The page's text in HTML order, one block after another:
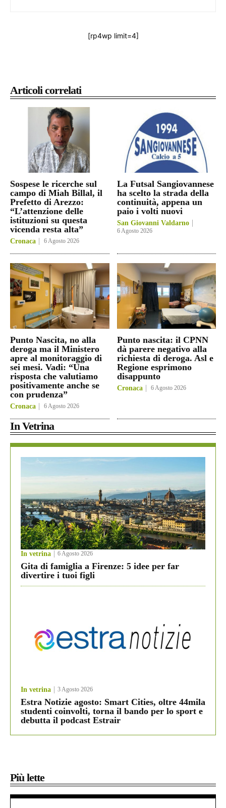
Articoli correlati
Sospese le ricerche sul
campo di Miah Billal, il
Prefetto di Arezzo:
“L’attenzione delle
istituzioni su questa
vicenda resta alta”
Cronaca 6 Agosto 2026
La Futsal Sangiovannese
ha scelto la strada della
continuità, appena un
paio i volti nuovi
San Giovanni Valdarno
6 Agosto 2026
Punto Nascita, no alla
deroga ma il Ministero
apre al monitoraggio di
sei mesi. Vadi: “Una
risposta che valutiamo
positivamente anche se
con prudenza”
Cronaca 6 Agosto 2026
Punto nascita: il CPNN
dà parere negativo alla
richiesta di deroga. Asl e
Regione esprimono
disappunto
Cronaca 6 Agosto 2026
In Vetrina
In vetrina 6 Agosto 2026
Gita di famiglia a Firenze: 5 idee per far
divertire i tuoi figli
In vetrina 3 Agosto 2026
Estra Notizie agosto: Smart Cities, oltre 44mila
studenti coinvolti, torna il bando per lo sport e
debutta il podcast Estrair
Più lette
[rp4wp limit=4]